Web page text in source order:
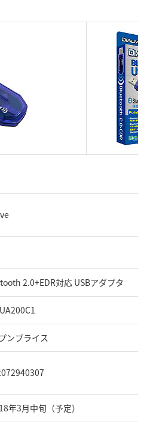
2.0+EDR対応 USBアダプタ
ンプライス
年3月中旬（予定）